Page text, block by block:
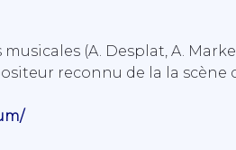
(A. Desplat, A.
reconnu de la la scène